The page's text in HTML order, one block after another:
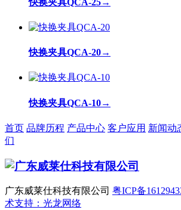
快换夹具QCA-20→
快换夹具QCA-10→
首页 品牌历程 产品中心 客户应用 新闻动
们
广东威莱仕科技有限公司 粤ICP备
术支持：光龙网络